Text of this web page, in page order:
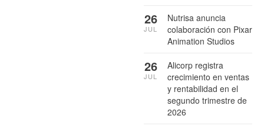
Nutrisa anuncia
colaboración con Pixar
Animation Studios
26
JUL
Alicorp registra
crecimiento en ventas
y rentabilidad en el
segundo trimestre de
2026
26
JUL